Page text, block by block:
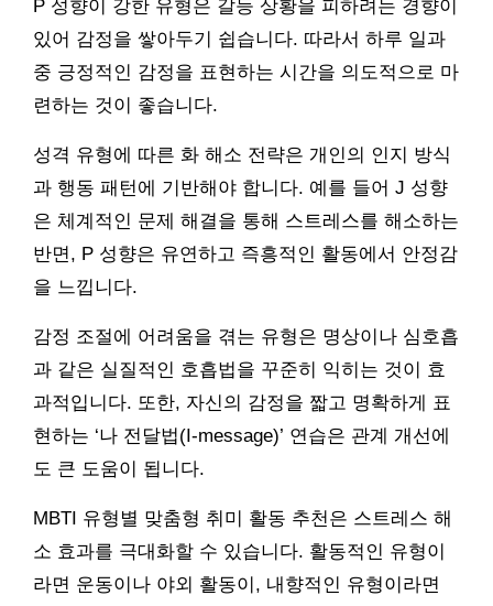
P 성향이 강한 유형은 갈등 상황을 피하려는 경향이
있어 감정을 쌓아두기 쉽습니다. 따라서 하루 일과
중 긍정적인 감정을 표현하는 시간을 의도적으로 마
련하는 것이 좋습니다.
성격 유형에 따른 화 해소 전략은 개인의 인지 방식
과 행동 패턴에 기반해야 합니다. 예를 들어 J 성향
은 체계적인 문제 해결을 통해 스트레스를 해소하는
반면, P 성향은 유연하고 즉흥적인 활동에서 안정감
을 느낍니다.
감정 조절에 어려움을 겪는 유형은 명상이나 심호흡
과 같은 실질적인 호흡법을 꾸준히 익히는 것이 효
과적입니다. 또한, 자신의 감정을 짧고 명확하게 표
현하는 ‘나 전달법(I-message)’ 연습은 관계 개선에
도 큰 도움이 됩니다.
MBTI 유형별 맞춤형 취미 활동 추천은 스트레스 해
소 효과를 극대화할 수 있습니다. 활동적인 유형이
라면 운동이나 야외 활동이, 내향적인 유형이라면